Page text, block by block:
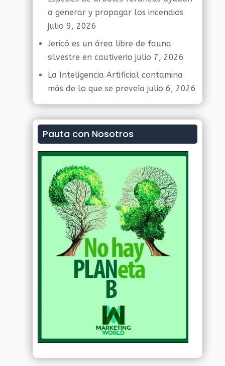
a generar y propagar los incendios
julio 9, 2026
Jericó es un área libre de fauna
silvestre en cautiverio julio 7, 2026
La Inteligencia Artificial contamina
más de lo que se preveía julio 6, 2026
Pauta con Nosotros